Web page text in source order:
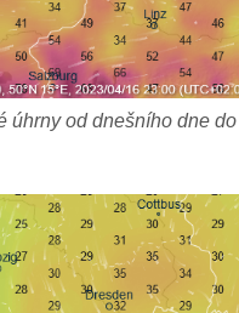
úhrny od dnešního dne